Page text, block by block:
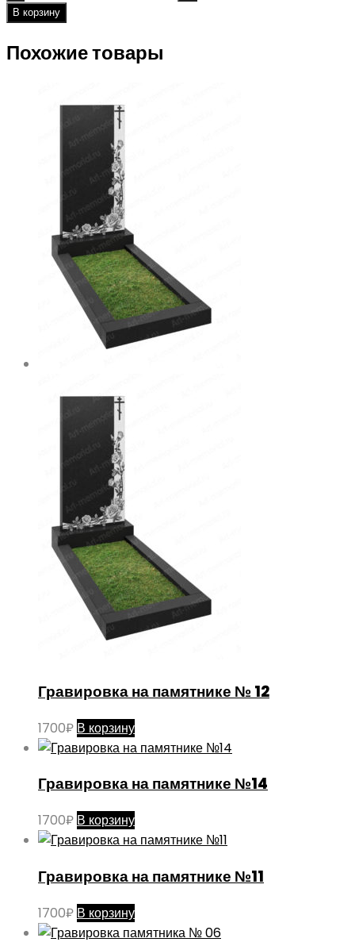
В корзину
Похожие товары
Гравировка на памятнике № 12
1700₽ В корзину
Гравировка на памятнике №14
1700₽ В корзину
Гравировка на памятнике №11
1700₽ В корзину